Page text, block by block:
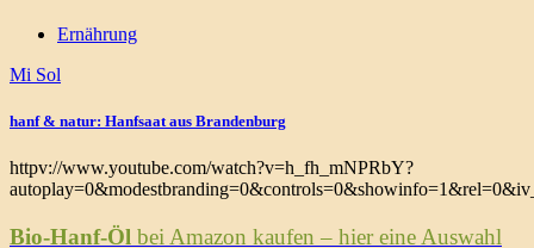
Ernährung
Mi Sol
hanf & natur: Hanfsaat aus Brandenburg
httpv://www.youtube.com/watch?v=h_fh_mNPRbY?
Bio-Hanf-Öl bei Amazon kaufen – hier eine Auswahl